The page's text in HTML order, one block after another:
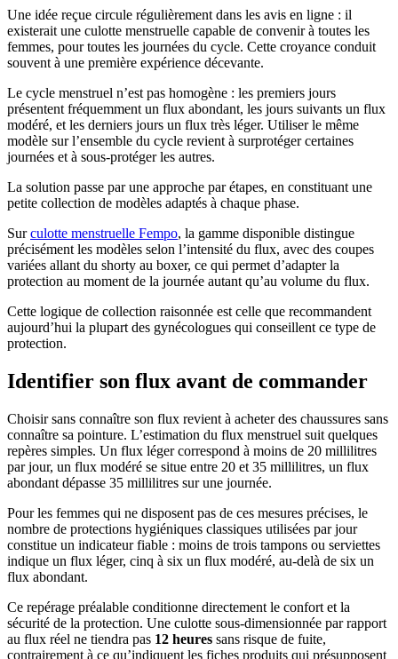
Une idée reçue circule régulièrement dans les avis en ligne : il
existerait une culotte menstruelle capable de convenir à toutes les
femmes, pour toutes les journées du cycle. Cette croyance conduit
souvent à une première expérience décevante.
Le cycle menstruel n’est pas homogène : les premiers jours
présentent fréquemment un flux abondant, les jours suivants un flux
modéré, et les derniers jours un flux très léger. Utiliser le même
modèle sur l’ensemble du cycle revient à surprotéger certaines
journées et à sous-protéger les autres.
La solution passe par une approche par étapes, en constituant une
petite collection de modèles adaptés à chaque phase.
Surculotte menstruelle Fempo, la gamme disponible distingue
précisément les modèles selon l’intensité du flux, avec des coupes
variées allant du shorty au boxer, ce qui permet d’adapter la
protection au moment de la journée autant qu’au volume du flux.
Cette logique de collection raisonnée est celle que recommandent
aujourd’hui la plupart des gynécologues qui conseillent ce type de
protection.
Identifier son flux avant de commander
Choisir sans connaître son flux revient à acheter des chaussures sans
connaître sa pointure. L’estimation du flux menstruel suit quelques
repères simples. Un flux léger correspond à moins de 20 millilitres
par jour, un flux modéré se situe entre 20 et 35 millilitres, un flux
abondant dépasse 35 millilitres sur une journée.
Pour les femmes qui ne disposent pas de ces mesures précises, le
nombre de protections hygiéniques classiques utilisées par jour
constitue un indicateur fiable : moins de trois tampons ou serviettes
indique un flux léger, cinq à six un flux modéré, au-delà de six un
flux abondant.
Ce repérage préalable conditionne directement le confort et la
sécurité de la protection. Une culotte sous-dimensionnée par rapport
au flux réel ne tiendra pas 12 heures sans risque de fuite,
contrairement à ce qu’indiquent les fiches produits qui présupposent